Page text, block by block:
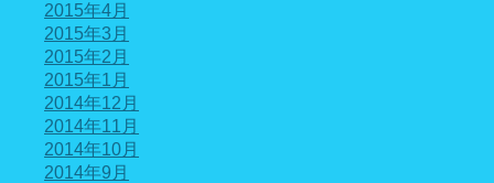
2015年4月
2015年3月
2015年2月
2015年1月
2014年12月
2014年11月
2014年10月
2014年9月